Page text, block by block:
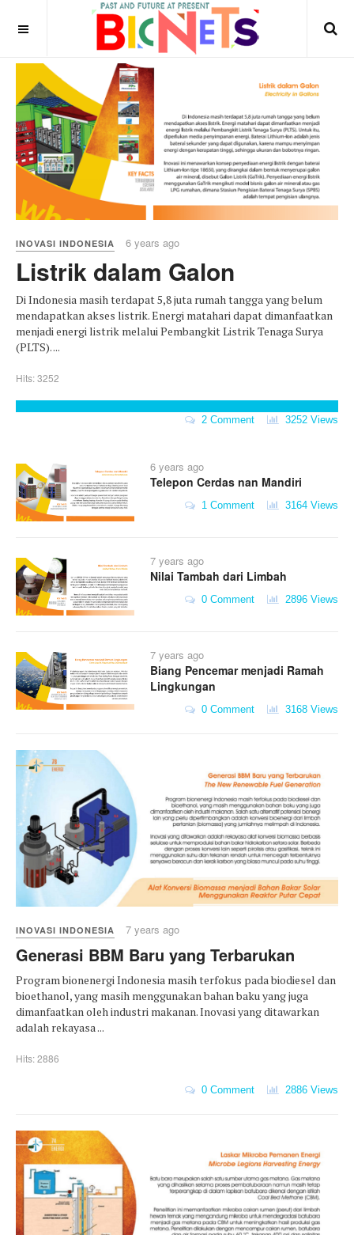
INOVASI INDONESIA 6 years ago
Listrik dalam Galon
Di Indonesia masih terdapat 5,8 juta rumah tangga yang belum
mendapatkan akses listrik. Energi matahari dapat dimanfaatkan
menjadi energi listrik melalui Pembangkit Listrik Tenaga Surya
(PLTS). ...
Hits: 3252
2 Comment 3252 Views
6 years ago
Telepon Cerdas nan Mandiri
1 Comment 3164 Views
7 years ago
Nilai Tambah dari Limbah
0 Comment 2896 Views
7 years ago
Biang Pencemar menjadi Ramah
Lingkungan
0 Comment 3168 Views
INOVASI INDONESIA 7 years ago
Generasi BBM Baru yang Terbarukan
Program bionenergi Indonesia masih terfokus pada biodiesel dan
bioethanol, yang masih menggunakan bahan baku yang juga
dimanfaatkan oleh industri makanan. Inovasi yang ditawarkan
adalah rekayasa ...
Hits: 2886
0 Comment 2886 Views